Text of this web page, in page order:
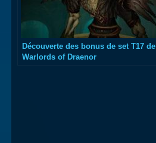
Découverte des bonus de set T17 de
Warlords of Draenor